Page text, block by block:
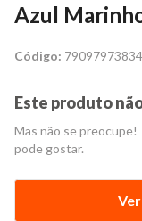
Azul
Código:
Este produto
Mas não se
pode gostar.